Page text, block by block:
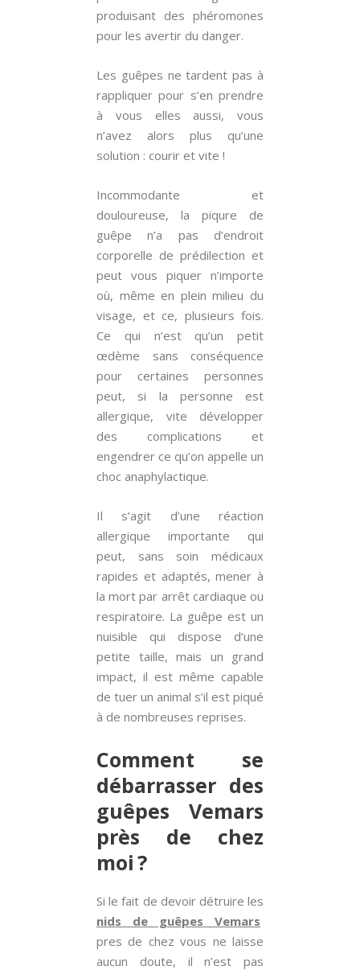
produisant des phéromones
pour les avertir du danger.
Les guêpes ne tardent pas à
rappliquer pour s’en prendre
à vous elles aussi, vous
n’avez alors plus qu’une
solution : courir et vite !
Incommodante et
douloureuse, la piqure de
guêpe n’a pas d’endroit
corporelle de prédilection et
peut vous piquer n’importe
où, même en plein milieu du
visage, et ce, plusieurs fois.
Ce qui n’est qu’un petit
œdème sans conséquence
pour certaines personnes
peut, si la personne est
allergique, vite développer
des complications et
engendrer ce qu’on appelle un
choc anaphylactique.
Il s’agit d’une réaction
allergique importante qui
peut, sans soin médicaux
rapides et adaptés, mener à
la mort par arrêt cardiaque ou
respiratoire. La guêpe est un
nuisible qui dispose d’une
petite taille, mais un grand
impact, il est même capable
de tuer un animal s’il est piqué
à de nombreuses reprises.
Comment se
débarrasser des
guêpes Vemars
près de chez
moi ?
Si le fait de devoir détruire les
nids de guêpes Vemars
pres de chez vous ne laisse
aucun doute, il n’est pas